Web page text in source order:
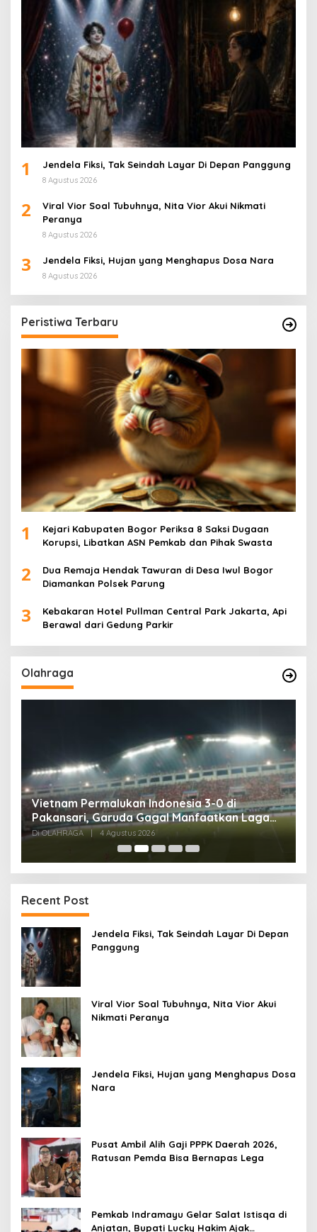
1 Jendela Fiksi, Tak Seindah Layar Di Depan Panggung
8 Agustus 2026
2
Viral Vior Soal Tubuhnya, Nita Vior Akui Nikmati
Peranya
8 Agustus 2026
3 Jendela Fiksi, Hujan yang Menghapus Dosa Nara
8 Agustus 2026
Peristiwa Terbaru
1
Kejari Kabupaten Bogor Periksa 8 Saksi Dugaan
Korupsi, Libatkan ASN Pemkab dan Pihak Swasta
2
Dua Remaja Hendak Tawuran di Desa Iwul Bogor
Diamankan Polsek Parung
3
Kebakaran Hotel Pullman Central Park Jakarta, Api
Berawal dari Gedung Parkir
Olahraga
Vietnam Permalukan Indonesia 3-0 di
Pakansari, Garuda Gagal Manfaatkan Laga
Kandang
Di OLAHRAGA 4 Agustus 2026
Recent Post
Jendela Fiksi, Tak Seindah Layar Di Depan
Panggung
Viral Vior Soal Tubuhnya, Nita Vior Akui
Nikmati Peranya
Jendela Fiksi, Hujan yang Menghapus Dosa
Nara
Pusat Ambil Alih Gaji PPPK Daerah 2026,
Ratusan Pemda Bisa Bernapas Lega
Pemkab Indramayu Gelar Salat Istisqa di
Anjatan, Bupati Lucky Hakim Ajak